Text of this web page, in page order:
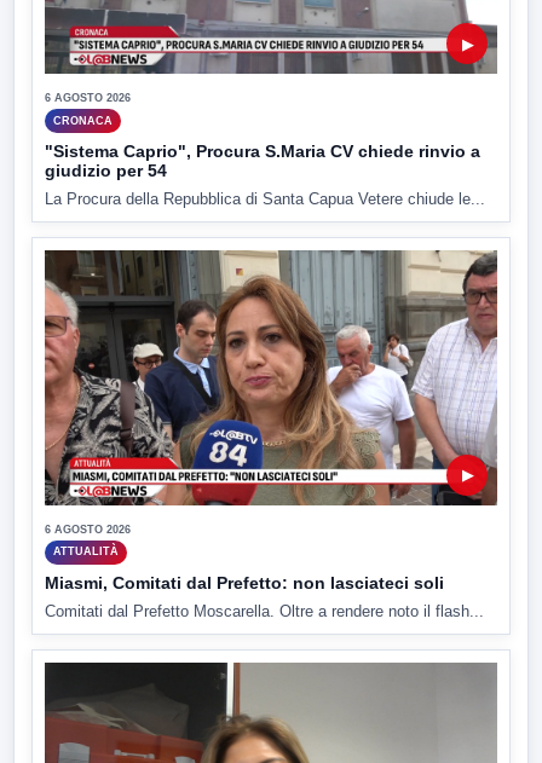
▶
6 AGOSTO 2026
CRONACA
"Sistema Caprio", Procura S.Maria CV chiede rinvio a
giudizio per 54
La Procura della Repubblica di Santa Capua Vetere chiude le...
▶
6 AGOSTO 2026
ATTUALITÀ
Miasmi, Comitati dal Prefetto: non lasciateci soli
Comitati dal Prefetto Moscarella. Oltre a rendere noto il flash...